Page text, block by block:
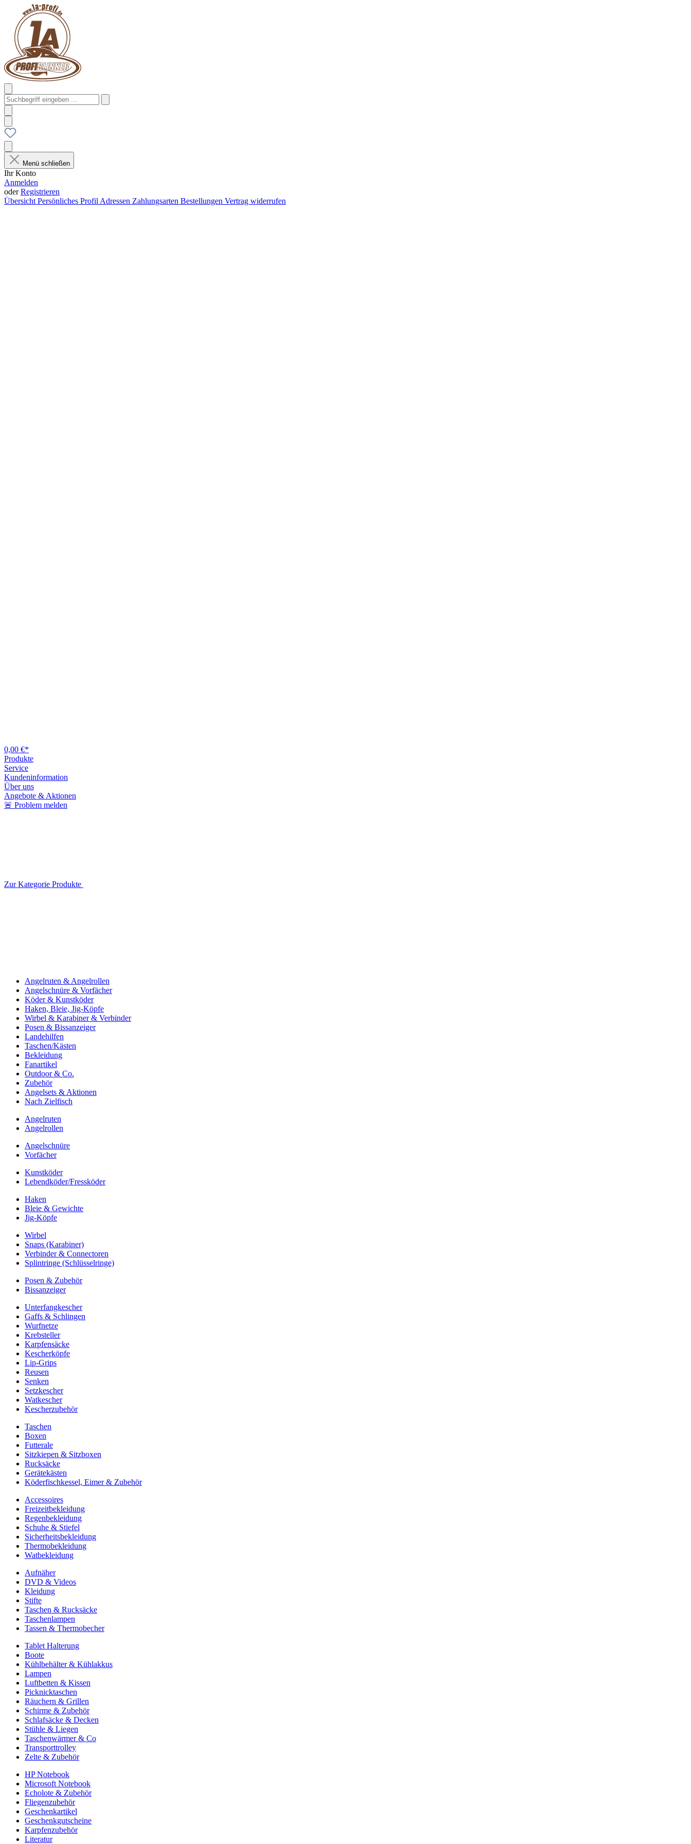
Menü schließen
Ihr Konto
Anmelden
oderRegistrieren
Übersicht Persönliches Profil Adressen Zahlungsarten Bestellungen Vertrag widerrufen
0,00 €*
Produkte
Service
Kundeninformation
Über uns
Angebote & Aktionen
🚨 Problem melden
Zur Kategorie Produkte
Angelruten & Angelrollen
Angelschnüre & Vorfächer
Köder & Kunstköder
Haken, Bleie, Jig-Köpfe
Wirbel & Karabiner & Verbinder
Posen & Bissanzeiger
Landehilfen
Taschen/Kästen
Bekleidung
Fanartikel
Outdoor & Co.
Zubehör
Angelsets & Aktionen
Nach Zielfisch
Angelruten
Angelrollen
Angelschnüre
Vorfächer
Kunstköder
Lebendköder/Fressköder
Haken
Bleie & Gewichte
Jig-Köpfe
Wirbel
Snaps (Karabiner)
Verbinder & Connectoren
Splintringe (Schlüsselringe)
Posen & Zubehör
Bissanzeiger
Unterfangkescher
Gaffs & Schlingen
Wurfnetze
Krebsteller
Karpfensäcke
Kescherköpfe
Lip-Grips
Reusen
Senken
Setzkescher
Watkescher
Kescherzubehör
Taschen
Boxen
Futterale
Sitzkiepen & Sitzboxen
Rucksäcke
Gerätekästen
Köderfischkessel, Eimer & Zubehör
Accessoires
Freizeitbekleidung
Regenbekleidung
Schuhe & Stiefel
Sicherheitsbekleidung
Thermobekleidung
Watbekleidung
Aufnäher
DVD & Videos
Kleidung
Stifte
Taschen & Rucksäcke
Taschenlampen
Tassen & Thermobecher
Tablet Halterung
Boote
Kühlbehälter & Kühlakkus
Lampen
Luftbetten & Kissen
Picknicktaschen
Räuchern & Grillen
Schirme & Zubehör
Schlafsäcke & Decken
Stühle & Liegen
Taschenwärmer & Co
Transporttrolley
Zelte & Zubehör
HP Notebook
Microsoft Notebook
Echolote & Zubehör
Fliegenzubehör
Geschenkartikel
Geschenkgutscheine
Karpfenzubehör
Literatur